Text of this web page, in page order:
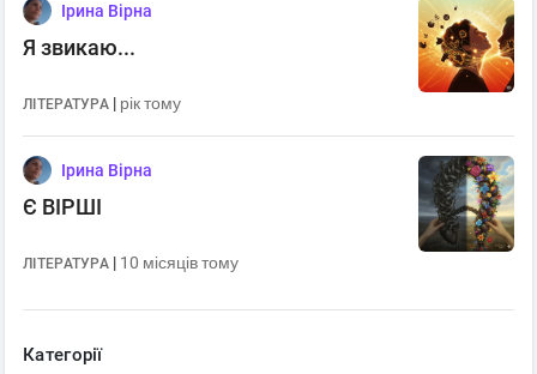
Ірина Вірна
Я звикаю...
ЛІТЕРАТУРА | рік тому
Ірина Вірна
Є ВІРШІ
ЛІТЕРАТУРА | 10 місяців тому
Категорії